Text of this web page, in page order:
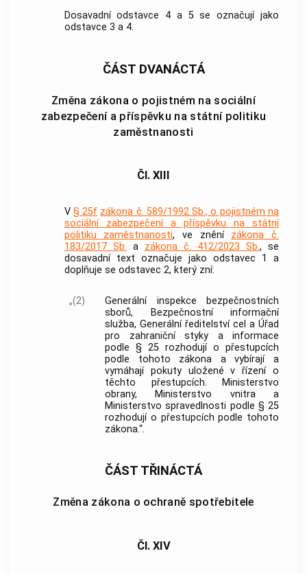
Dosavadní odstavce 4 a 5 se označují jako
odstavce 3 a 4.
ČÁST DVANÁCTÁ
Změna zákona o pojistném na sociální
zabezpečení a příspěvku na státní politiku
zaměstnanosti
Čl. XIII
V § 25f zákona č. 589/1992 Sb., o pojistném na
sociální zabezpečení a příspěvku na státní
politiku zaměstnanosti, ve znění zákona č.
183/2017 Sb. a zákona č. 412/2023 Sb., se
dosavadní text označuje jako odstavec 1 a
doplňuje se odstavec 2, který zní:
„(2)
Generální inspekce bezpečnostních
sborů, Bezpečnostní informační
služba, Generální ředitelství cel a Úřad
pro zahraniční styky a informace
podle § 25 rozhodují o přestupcích
podle tohoto zákona a vybírají a
vymáhají pokuty uložené v řízení o
těchto přestupcích. Ministerstvo
obrany, Ministerstvo vnitra a
Ministerstvo spravedlnosti podle § 25
rozhodují o přestupcích podle tohoto
zákona.“.
ČÁST TŘINÁCTÁ
Změna zákona o ochraně spotřebitele
Čl. XIV